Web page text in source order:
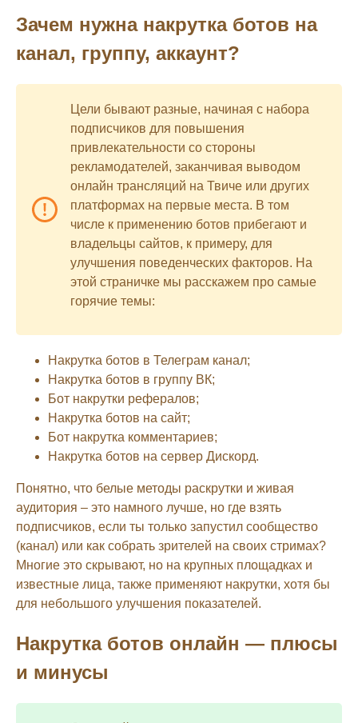
Зачем нужна накрутка ботов на
канал, группу, аккаунт?
Цели бывают разные, начиная с набора
подписчиков для повышения
привлекательности со стороны
рекламодателей, заканчивая выводом
онлайн трансляций на Твиче или других
платформах на первые места. В том
числе к применению ботов прибегают и
владельцы сайтов, к примеру, для
улучшения поведенческих факторов. На
этой страничке мы расскажем про самые
горячие темы:
Накрутка ботов в Телеграм канал;
Накрутка ботов в группу ВК;
Бот накрутки рефералов;
Накрутка ботов на сайт;
Бот накрутка комментариев;
Накрутка ботов на сервер Дискорд.
Понятно, что белые методы раскрутки и живая
аудитория – это намного лучше, но где взять
подписчиков, если ты только запустил сообщество
(канал) или как собрать зрителей на своих стримах?
Многие это скрывают, но на крупных площадках и
известные лица, также применяют накрутки, хотя бы
для небольшого улучшения показателей.
Накрутка ботов онлайн — плюсы
и минусы